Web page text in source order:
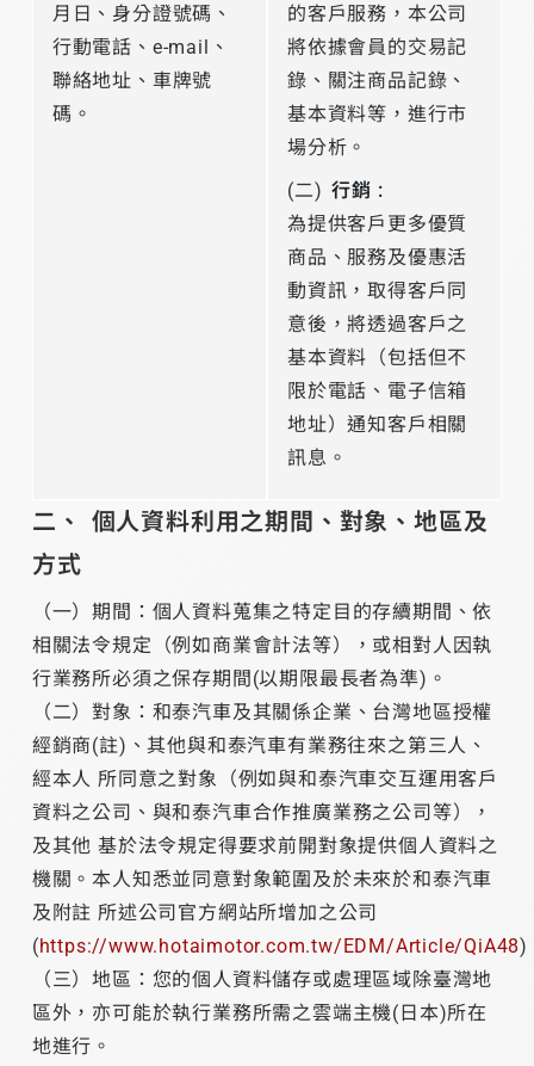
月日、身分證號碼、
行動電話、e-mail、
聯絡地址、車牌號
碼。
的客戶服務，本公司
將依據會員的交易記
錄、關注商品記錄、
基本資料等，進行市
場分析。
(二) 行銷 :
為提供客戶更多優質
商品、服務及優惠活
動資訊，取得客戶同
意後，將透過客戶之
基本資料（包括但不
限於電話、電子信箱
地址）通知客戶相關
訊息。
個人資料利用之期間、對象、地區及
方式
（一）期間：個人資料蒐集之特定目的存續期間、依
相關法令規定（例如商業會計法等），或相對人因執
行業務所必須之保存期間(以期限最長者為準)。
（二）對象：和泰汽車及其關係企業、台灣地區授權
經銷商(註)、其他與和泰汽車有業務往來之第三人、
經本人 所同意之對象（例如與和泰汽車交互運用客戶
資料之公司、與和泰汽車合作推廣業務之公司等），
及其他 基於法令規定得要求前開對象提供個人資料之
機關。本人知悉並同意對象範圍及於未來於和泰汽車
及附註 所述公司官方網站所增加之公司
(https://www.hotaimotor.com.tw/EDM/Article/QiA48)
（三）地區：您的個人資料儲存或處理區域除臺灣地
區外，亦可能於執行業務所需之雲端主機(日本)所在
地進行。